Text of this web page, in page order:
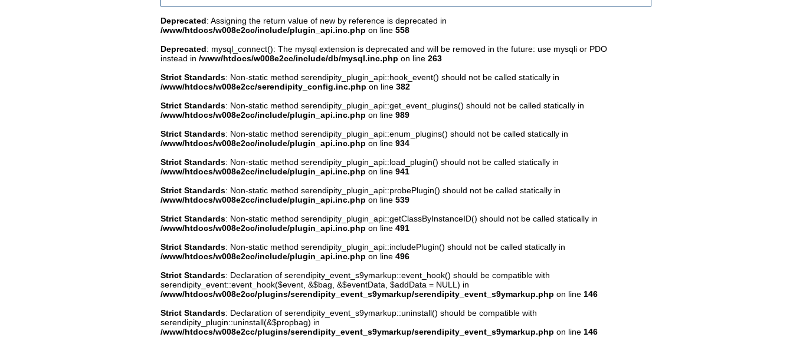
Deprecated: Assigning the return value of new by reference is deprecated in
/www/htdocs/w008e2cc/include/plugin_api.inc.php on line 558
Deprecated: mysql_connect(): The mysql extension is deprecated and will be removed in the future: use mysqli or PDO
instead in /www/htdocs/w008e2cc/include/db/mysql.inc.php on line 263
Strict Standards: Non-static method serendipity_plugin_api::hook_event() should not be called statically in
/www/htdocs/w008e2cc/serendipity_config.inc.php on line 382
Strict Standards: Non-static method serendipity_plugin_api::get_event_plugins() should not be called statically in
/www/htdocs/w008e2cc/include/plugin_api.inc.php on line 989
Strict Standards: Non-static method serendipity_plugin_api::enum_plugins() should not be called statically in
/www/htdocs/w008e2cc/include/plugin_api.inc.php on line 934
Strict Standards: Non-static method serendipity_plugin_api::load_plugin() should not be called statically in
/www/htdocs/w008e2cc/include/plugin_api.inc.php on line 941
Strict Standards: Non-static method serendipity_plugin_api::probePlugin() should not be called statically in
/www/htdocs/w008e2cc/include/plugin_api.inc.php on line 539
Strict Standards: Non-static method serendipity_plugin_api::getClassByInstanceID() should not be called statically in
/www/htdocs/w008e2cc/include/plugin_api.inc.php on line 491
Strict Standards: Non-static method serendipity_plugin_api::includePlugin() should not be called statically in
/www/htdocs/w008e2cc/include/plugin_api.inc.php on line 496
Strict Standards: Declaration of serendipity_event_s9ymarkup::event_hook() should be compatible with
serendipity_event::event_hook($event, &$bag, &$eventData, $addData = NULL) in
/www/htdocs/w008e2cc/plugins/serendipity_event_s9ymarkup/serendipity_event_s9ymarkup.php on line 146
Strict Standards: Declaration of serendipity_event_s9ymarkup::uninstall() should be compatible with
serendipity_plugin::uninstall(&$propbag) in
/www/htdocs/w008e2cc/plugins/serendipity_event_s9ymarkup/serendipity_event_s9ymarkup.php on line 146